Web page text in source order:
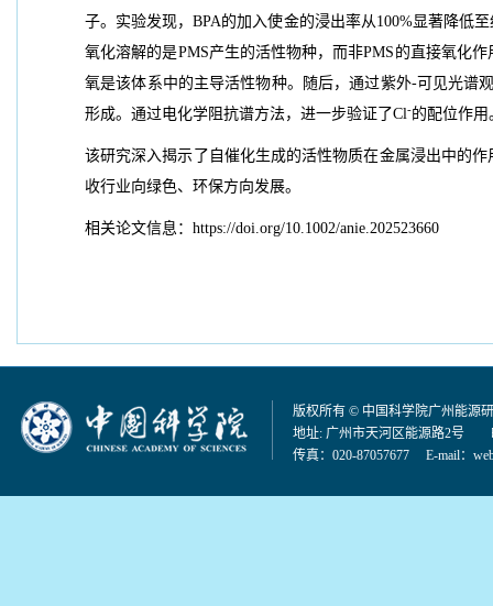
子。实验发现，BPA的加入使金的浸出率从100%显著降低
氧化溶解的是PMS产生的活性物种，而非PMS的直接氧化
氧是该体系中的主导活性物种。随后，通过紫外-可见光谱
形成。通过电化学阻抗谱方法，进一步验证了Cl-的配位作用
该研究深入揭示了自催化生成的活性物质在金属浸出中的
收行业向绿色、环保方向发展。
相关论文信息：https://doi.org/10.1002/anie.202523660
版权所有 © 中国科学院广州能源
地址: 广州市天河区能源路2号
传真：020-87057677 E-mail：